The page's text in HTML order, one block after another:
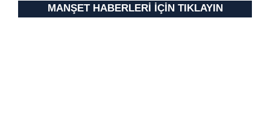
MANŞET HABERLERİ İÇİN TIKLAYIN